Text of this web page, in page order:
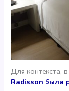
Для контекста,
Radisson была